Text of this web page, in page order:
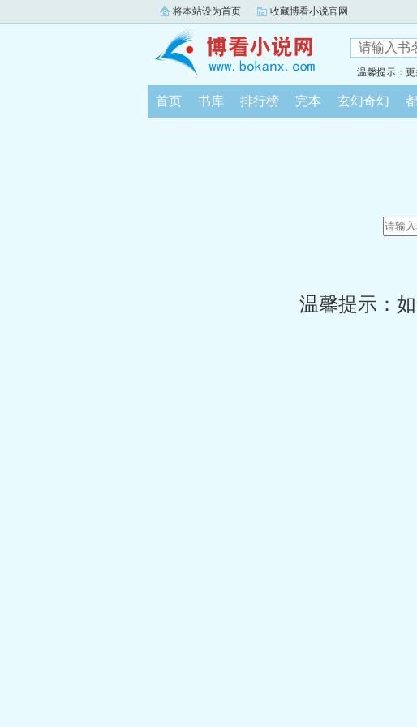
将本站设为首页 收藏博看小说官网
温馨提示：
首页 书库 排行榜 完本 玄幻奇幻
温馨提示：